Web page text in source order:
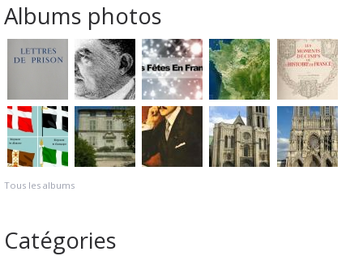
Albums photos
Tous les albums
Catégories